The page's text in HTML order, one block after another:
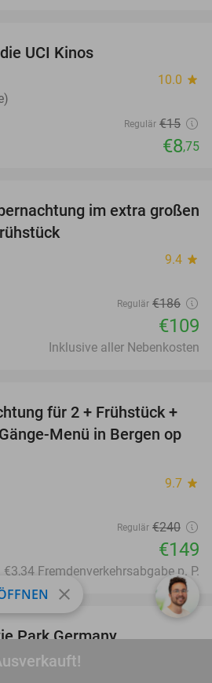
UCI Kinos
10.0 star
Regulär €15
€8,75
41%
im extra großen
9.4 star
Regulär €186
€109
Inklusive aller Nebenkosten
38%
für 2 + Frühstück +
Menü in Bergen op
9.7 star
Regulär €240
€149
€3,34 Fremdenverkehrsabgabe p. P.
38%
favorite_border
Park Germany
close